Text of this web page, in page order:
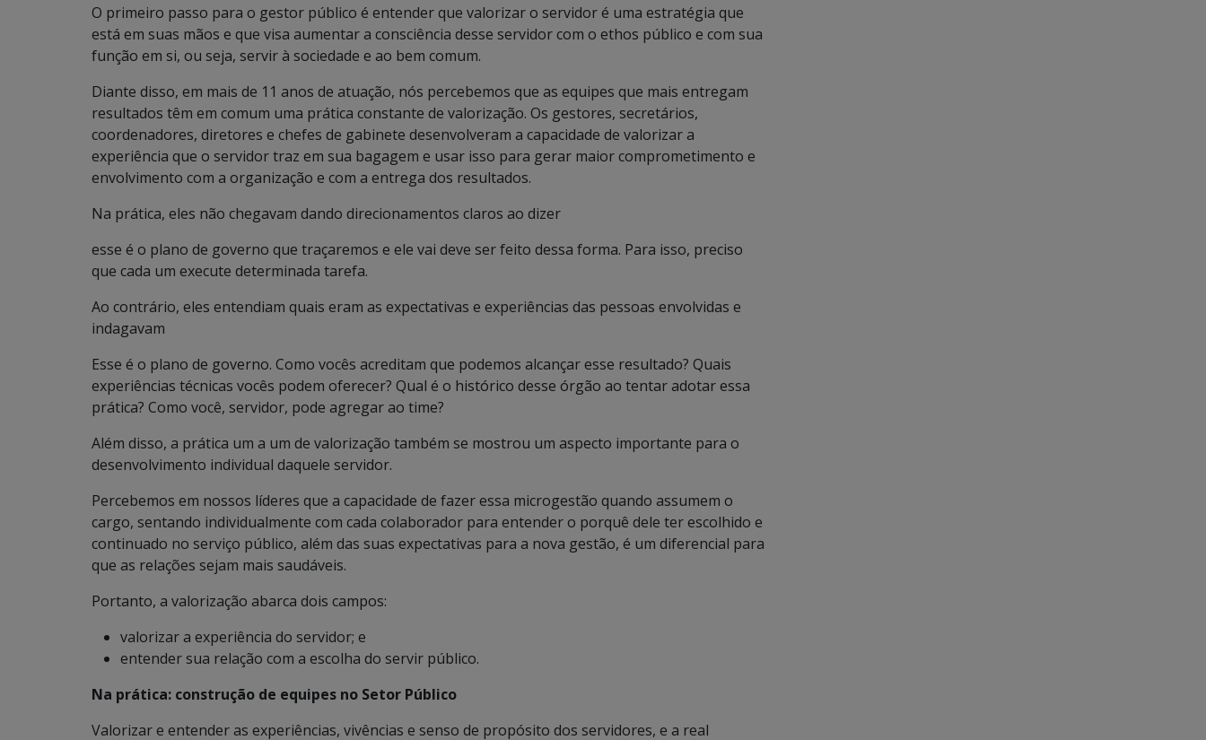
O primeiro passo para o gestor público é entender que valorizar o servidor é uma estratégia que
está em suas mãos e que visa aumentar a consciência desse servidor com o ethos público e com sua
função em si, ou seja, servir à sociedade e ao bem comum.
Diante disso, em mais de 11 anos de atuação, nós percebemos que as equipes que mais entregam
resultados têm em comum uma prática constante de valorização. Os gestores, secretários,
coordenadores, diretores e chefes de gabinete desenvolveram a capacidade de valorizar a
experiência que o servidor traz em sua bagagem e usar isso para gerar maior comprometimento e
envolvimento com a organização e com a entrega dos resultados.
Na prática, eles não chegavam dando direcionamentos claros ao dizer
esse é o plano de governo que traçaremos e ele vai deve ser feito dessa forma. Para isso, preciso
que cada um execute determinada tarefa.
Ao contrário, eles entendiam quais eram as expectativas e experiências das pessoas envolvidas e
indagavam
Esse é o plano de governo. Como vocês acreditam que podemos alcançar esse resultado? Quais
experiências técnicas vocês podem oferecer? Qual é o histórico desse órgão ao tentar adotar essa
prática? Como você, servidor, pode agregar ao time?
Além disso, a prática um a um de valorização também se mostrou um aspecto importante para o
desenvolvimento individual daquele servidor.
Percebemos em nossos líderes que a capacidade de fazer essa microgestão quando assumem o
cargo, sentando individualmente com cada colaborador para entender o porquê dele ter escolhido e
continuado no serviço público, além das suas expectativas para a nova gestão, é um diferencial para
que as relações sejam mais saudáveis.
Portanto, a valorização abarca dois campos:
valorizar a experiência do servidor; e
entender sua relação com a escolha do servir público.
Na prática: construção de equipes no Setor Público
Valorizar e entender as experiências, vivências e senso de propósito dos servidores, e a real